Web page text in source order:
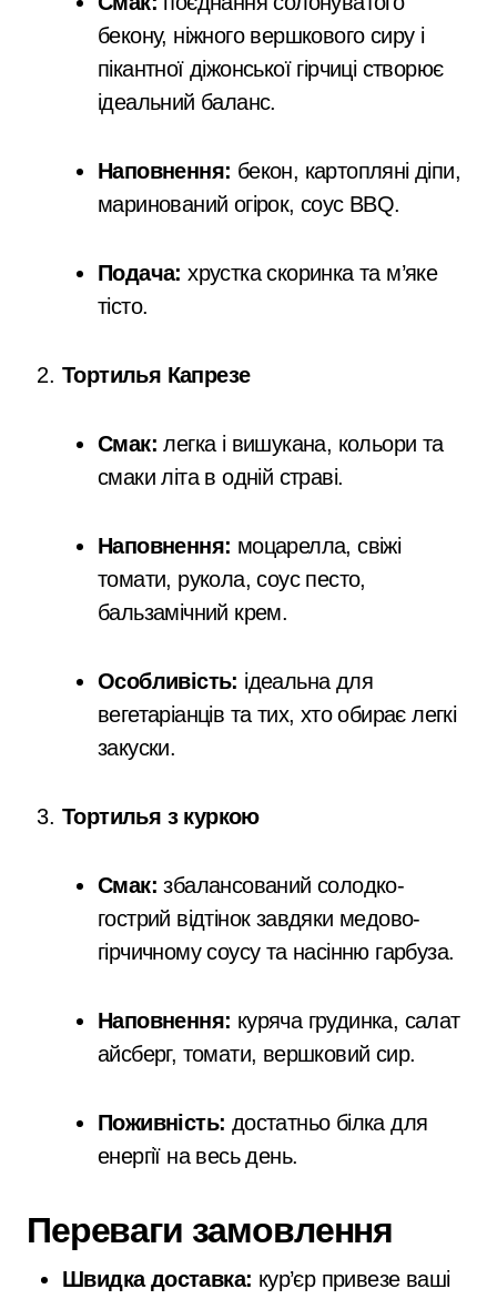
бекону, ніжного вершкового сиру і
пікантної діжонської гірчиці створює
ідеальний баланс.
Наповнення: бекон, картопляні діпи,
маринований огірок, соус BBQ.
Подача: хрустка скоринка та м’яке
тісто.
Тортилья Капрезе
Смак: легка і вишукана, кольори та
смаки літа в одній страві.
Наповнення: моцарелла, свіжі
томати, рукола, соус песто,
бальзамічний крем.
Особливість: ідеальна для
вегетаріанців та тих, хто обирає легкі
закуски.
Тортилья з куркою
Смак: збалансований солодко-
гострий відтінок завдяки медово-
гірчичному соусу та насінню гарбуза.
Наповнення: куряча грудинка, салат
айсберг, томати, вершковий сир.
Поживність: достатньо білка для
енергії на весь день.
Переваги замовлення
Швидка доставка: кур’єр привезе ваші